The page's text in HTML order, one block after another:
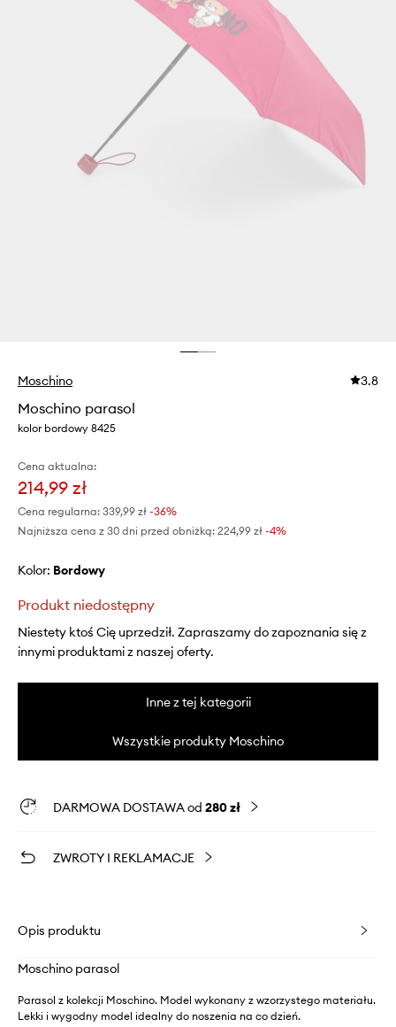
Moschino 3.8
Moschino parasol
kolor bordowy 8425
Cena aktualna:
214,99 zł
Cena regularna: 339,99 zł -36%
Najniższa cena z 30 dni przed obniżką: 224,99 zł -4%
Kolor: bordowy
Produkt niedostępny
Niestety ktoś Cię uprzedził. Zapraszamy do zapoznania się z
innymi produktami z naszej oferty.
Inne z tej kategorii
Wszystkie produkty Moschino
DARMOWA DOSTAWA od 280 zł
ZWROTY I REKLAMACJE
Opis produktu
Moschino parasol
Parasol z kolekcji Moschino. Model wykonany z wzorzystego materiału.
Lekki i wygodny model idealny do noszenia na co dzień.